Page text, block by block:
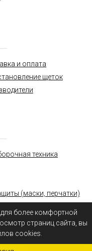
более комфортной
страниц сайта, вы
cookies.
и оплата
щеток
техника
(маски, перчатки)